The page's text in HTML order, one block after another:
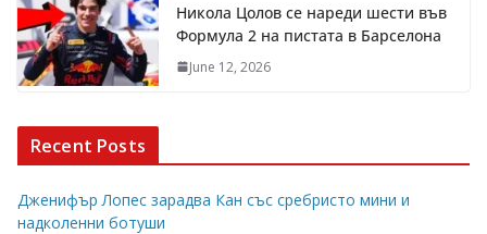
Никола Цолов се нареди шести във
Формула 2 на пистата в Барселона
June 12, 2026
Recent Posts
Дженифър Лопес зарадва Кан със сребристо мини и
надколенни ботуши